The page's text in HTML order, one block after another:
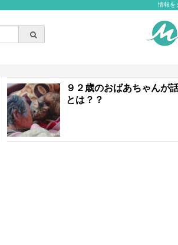
情報を
９２歳のおばあちゃんが
とは？？